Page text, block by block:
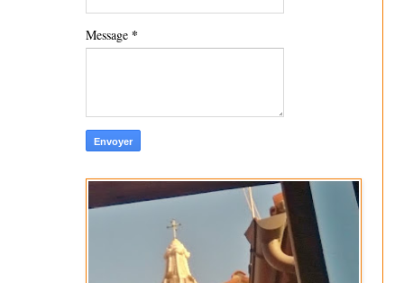
Message *